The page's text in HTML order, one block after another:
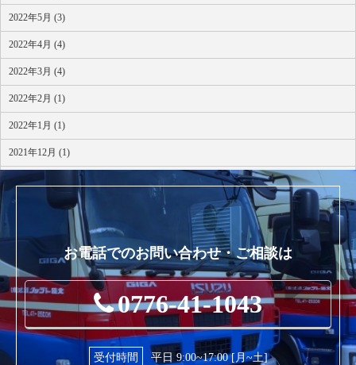
2022年5月 (3)
2022年4月 (4)
2022年3月 (4)
2022年2月 (1)
2022年1月 (1)
2021年12月 (1)
2021年10月 (1)
お電話でのお問い合わせ・ご相談は
0776-41-1043
受付時間 平日 9:00~17:00 [月~土]